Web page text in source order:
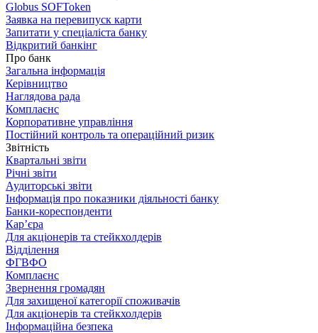
Globus SOFToken
Заявка на перевипуск карти
Запитати у спеціаліста банку
Відкритий банкінг
Про банк
Загальна інформація
Керівництво
Наглядова рада
Комплаєнс
Корпоративне управління
Постійний контроль та операційний ризик
Звітність
Квартальні звіти
Річні звіти
Аудиторські звіти
Інформація про показники діяльності банку
Банки-кореспонденти
Кар’єра
Для акціонерів та стейкхолдерів
Відділення
ФГВФО
Комплаєнс
Звернення громадян
Для захищеної категорії споживачів
Для акціонерів та стейкхолдерів
Інформаційна безпека